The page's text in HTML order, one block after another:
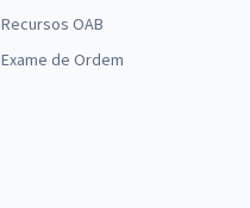
Recursos OAB
Exame de Ordem